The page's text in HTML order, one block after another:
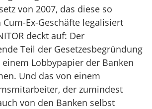
von 2007, das diese so
Ex-Geschäfte legalisiert
deckt auf: Der
Teil der Gesetzesbegründung
Lobbypapier der Banken
Und das von einem
der zumindest
von den Banken selbst